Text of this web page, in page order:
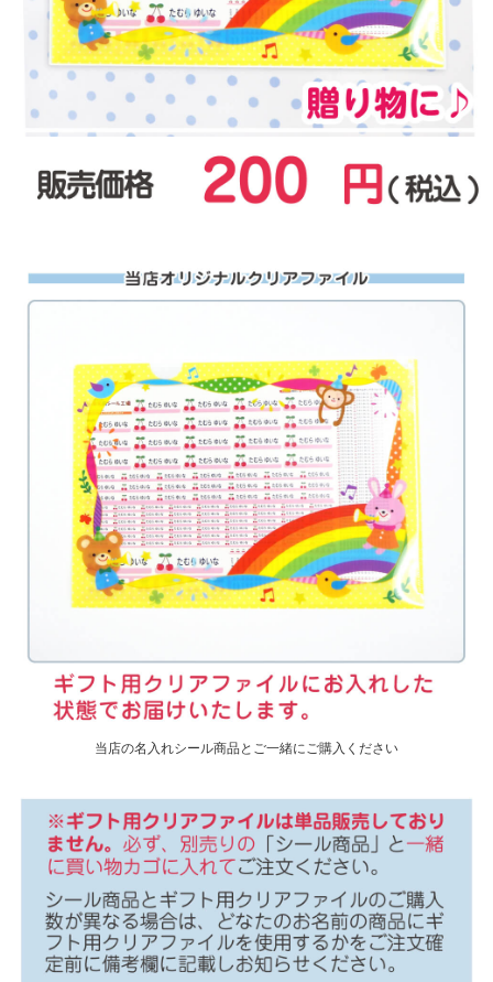
お問い合わせ
お客様へのお知
らせ
会員登録
当店の名入れシール商品とご一緒にご購入ください